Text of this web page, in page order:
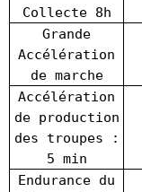
Collecte 8h
Grande
Accélération
de marche
Accélération
de production
des troupes :
5 min
Endurance du